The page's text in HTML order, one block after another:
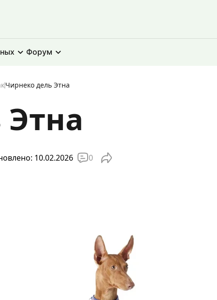
Форум
Чирнеко дель Этна
10.02.2026 0